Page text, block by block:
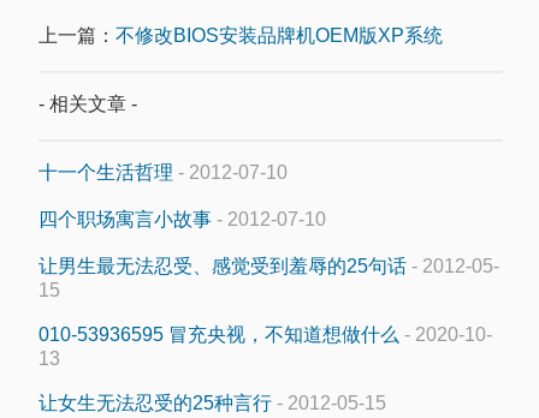
上一篇： 不修改BIOS安装品牌机OEM版XP系统
- 相关文章 -
十一个生活哲理 - 2012-07-10
四个职场寓言小故事 - 2012-07-10
让男生最无法忍受、感觉受到羞辱的25句话 - 2012-05-
15
010-53936595 冒充央视，不知道想做什么 - 2020-10-
13
让女生无法忍受的25种言行 - 2012-05-15